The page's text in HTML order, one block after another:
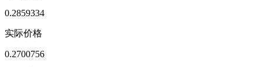
0.2859334
实际价格
0.2700756